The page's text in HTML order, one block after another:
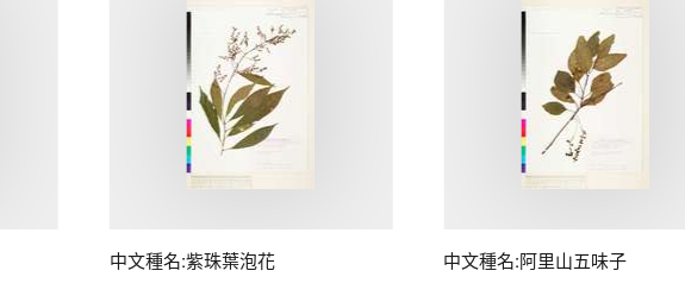
中文種名:紫珠葉泡花 中文種名:阿里山五味子